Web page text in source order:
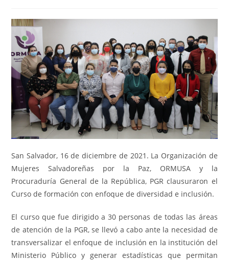
entrada:
entrada:
entrada:
San Salvador, 16 de diciembre de 2021. La Organización de
Mujeres Salvadoreñas por la Paz, ORMUSA y la
Procuraduría General de la República, PGR clausuraron el
Curso de formación con enfoque de diversidad e inclusión.
El curso que fue dirigido a 30 personas de todas las áreas
de atención de la PGR, se llevó a cabo ante la necesidad de
transversalizar el enfoque de inclusión en la institución del
Ministerio Público y generar estadísticas que permitan